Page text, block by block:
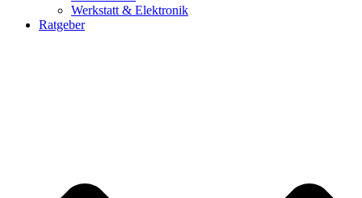
Werkstatt & Elektronik
Ratgeber